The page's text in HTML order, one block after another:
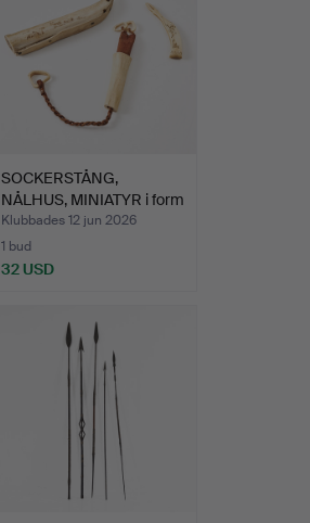
SOCKERSTÅNG,
NÅLHUS, MINIATYR i form
av Ac…
Klubbades 12 jun 2026
1 bud
32 USD